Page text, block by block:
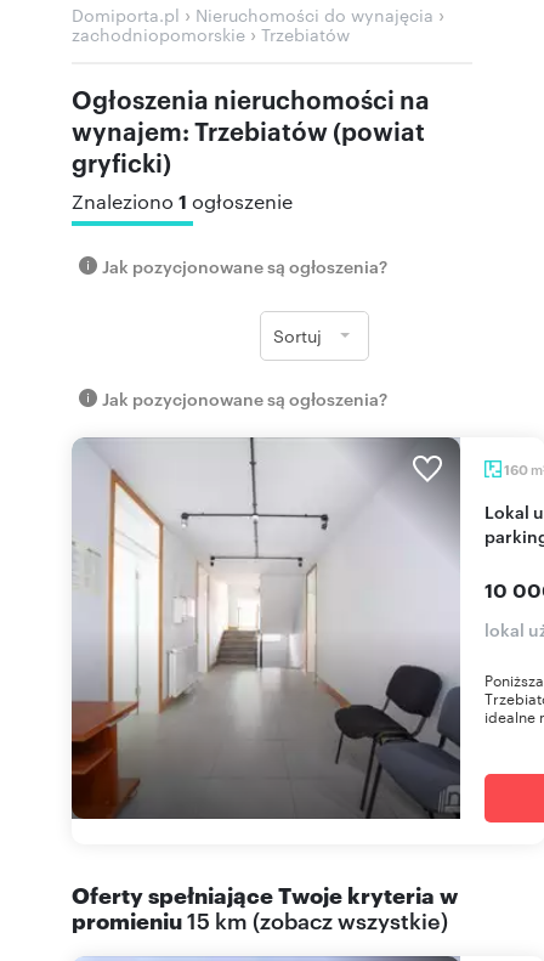
Domiporta.pl › Nieruchomości do wynajęcia ›
zachodniopomorskie › Trzebiatów
Ogłoszenia nieruchomości na
wynajem: Trzebiatów (powiat
gryficki)
Znaleziono 1 ogłoszenie
Jak pozycjonowane są ogłoszenia?
Sortuj
Jak pozycjonowane są ogłoszenia?
160 m
Lokal usługowy 160 m2 w centrum Trzebiatowa z
10
lokal
idealne
Oferty spełniające Twoje kryteria w
promieniu15 km (zobacz wszystkie)